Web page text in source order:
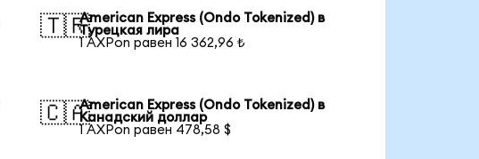
🇹🇷American Express (Ondo Tokenized) в
Турецкая лира
1 AXPon равен 16 362,96 ₺
🇨🇦American Express (Ondo Tokenized) в
Канадский доллар
1 AXPon равен 478,58 $